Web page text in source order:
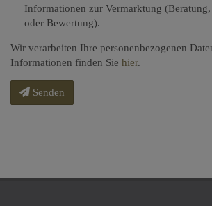
Informationen zur Vermarktung
oder Bewertung).
Wir verarbeiten Ihre personenbezogenen
Informationen finden Sie hier.
Senden